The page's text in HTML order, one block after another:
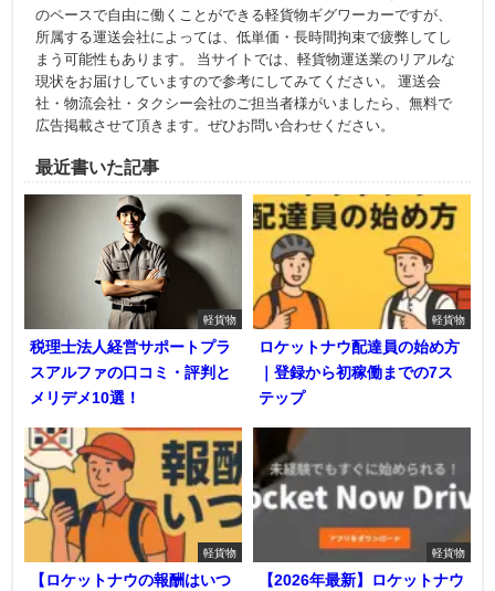
のペースで自由に働くことができる軽貨物ギグワーカーですが、
所属する運送会社によっては、低単価・長時間拘束で疲弊してし
まう可能性もあります。 当サイトでは、軽貨物運送業のリアルな
現状をお届けしていますので参考にしてみてください。 運送会
社・物流会社・タクシー会社のご担当者様がいましたら、無料で
広告掲載させて頂きます。ぜひお問い合わせください。
最近書いた記事
軽貨物
税理士法人経営サポートプラ
スアルファの口コミ・評判と
メリデメ10選！
軽貨物
ロケットナウ配達員の始め方
｜登録から初稼働までの7ス
テップ
軽貨物
【ロケットナウの報酬はいつ
軽貨物
【2026年最新】ロケットナウ